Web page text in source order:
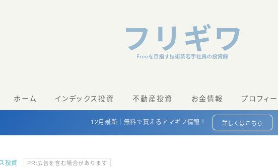
ホーム インデックス投資 不動産投資 お金情報 プロフィ
12月最新｜無料で貰えるアマギフ情報！ 詳しくはこちら
投資 PR:広告を含む場合があります